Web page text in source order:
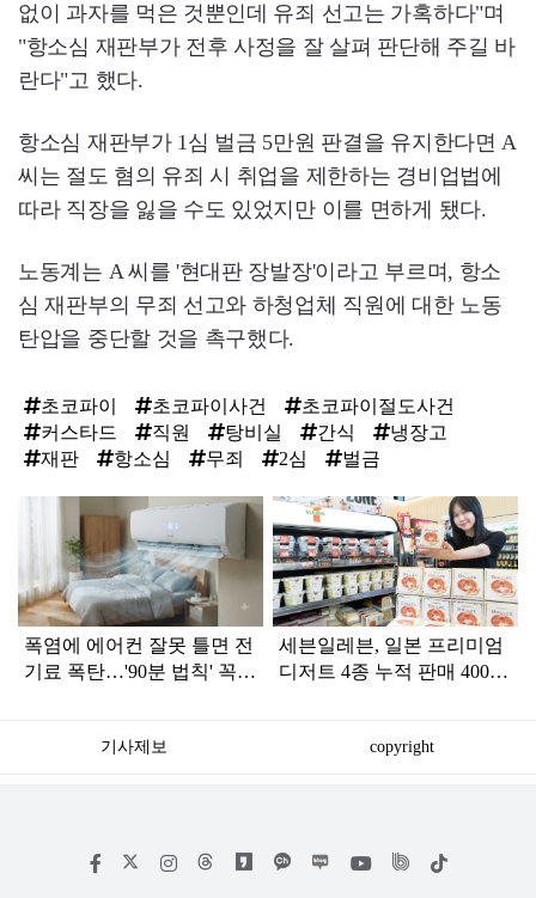
없이 과자를 먹은 것뿐인데 유죄 선고는 가혹하다"며
"항소심 재판부가 전후 사정을 잘 살펴 판단해 주길 바
란다"고 했다.
항소심 재판부가 1심 벌금 5만원 판결을 유지한다면 A
씨는 절도 혐의 유죄 시 취업을 제한하는 경비업법에
따라 직장을 잃을 수도 있었지만 이를 면하게 됐다.
노동계는 A 씨를 '현대판 장발장'이라고 부르며, 항소
심 재판부의 무죄 선고와 하청업체 직원에 대한 노동
탄압을 중단할 것을 촉구했다.
초코파이 초코파이사건
초코파이절도사건
커스타드
직원 탕비실 간식
냉장고
재판
항소심 무죄 2심 벌금
라
폭염에 에어컨 잘못 틀면 전
기료 폭탄…'90분 법칙' 꼭
세븐일레븐, 일본 프리미엄
디저트 4종 누적 판매 400만
기사제보 copyright
페
인
위
틱